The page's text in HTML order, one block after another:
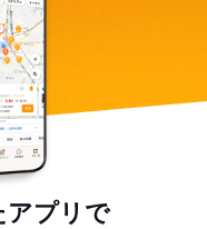
アプリで